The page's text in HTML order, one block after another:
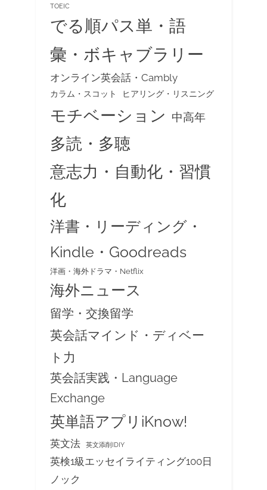
TOEIC
でる順パス単・語
彙・ボキャブラリー
オンライン英会話・Cambly
カラム・スコット ヒアリング・リスニング
モチベーション 中高年
多読・多聴
意志力・自動化・習慣
化
洋書・リーディング・
Kindle・Goodreads
洋画・海外ドラマ・Netflix
海外ニュース
留学・交換留学
英会話マインド・ディベー
ト力
英会話実践・Language
Exchange
英単語アプリiKnow!
英文法 英文添削IDIY
英検1級エッセイライティング100日
ノック